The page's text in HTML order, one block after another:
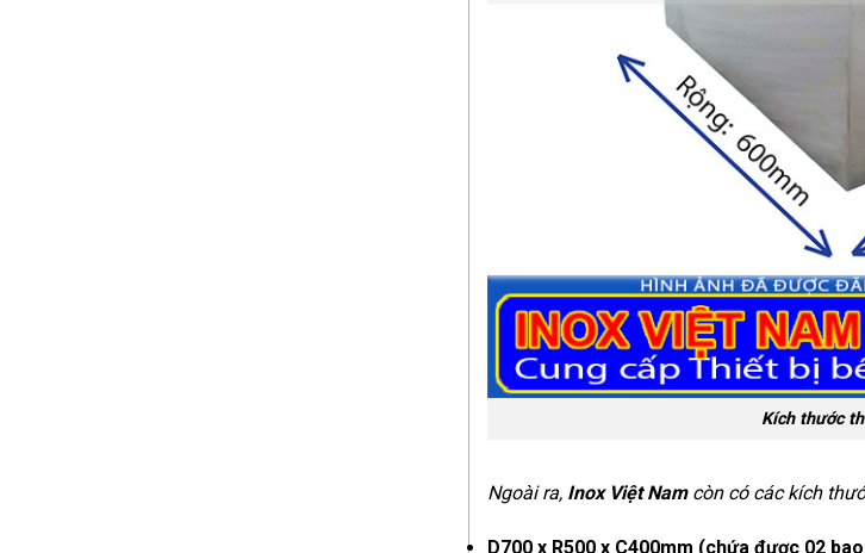
Kích thước
Ngoài ra, Inox Việt Namcòn có các kích
D700 x R500 x C400mm (chứa được 02